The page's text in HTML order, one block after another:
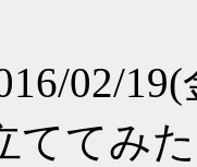
02/
ててみ